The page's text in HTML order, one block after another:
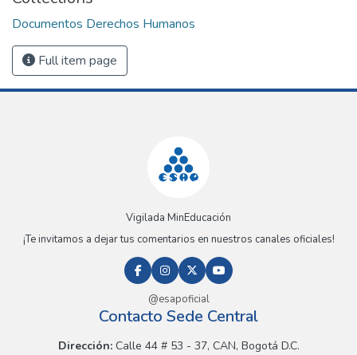
Documentos Derechos Humanos
Full item page
Vigilada MinEducación
¡Te invitamos a dejar tus comentarios en nuestros canales oficiales!
@esapoficial
Contacto Sede Central
Dirección:Calle 44 # 53 - 37, CAN, Bogotá D.C.